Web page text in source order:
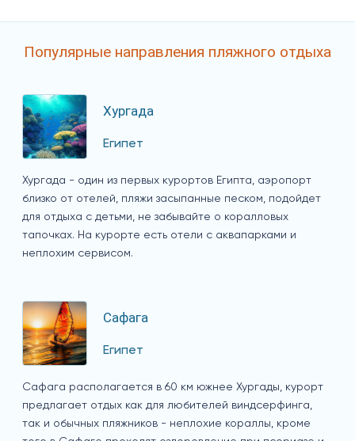
Популярные направления пляжного отдыха
Хургада
Египет
Хургада - один из первых курортов Египта, аэропорт
близко от отелей, пляжи засыпанные песком, подойдет
для отдыха с детьми, не забывайте о коралловых
тапочках. На курорте есть отели с аквапарками и
неплохим сервисом.
Сафага
Египет
Сафага располагается в 60 км южнее Хургады, курорт
предлагает отдых как для любителей виндсерфинга,
так и обычных пляжников - неплохие кораллы, кроме